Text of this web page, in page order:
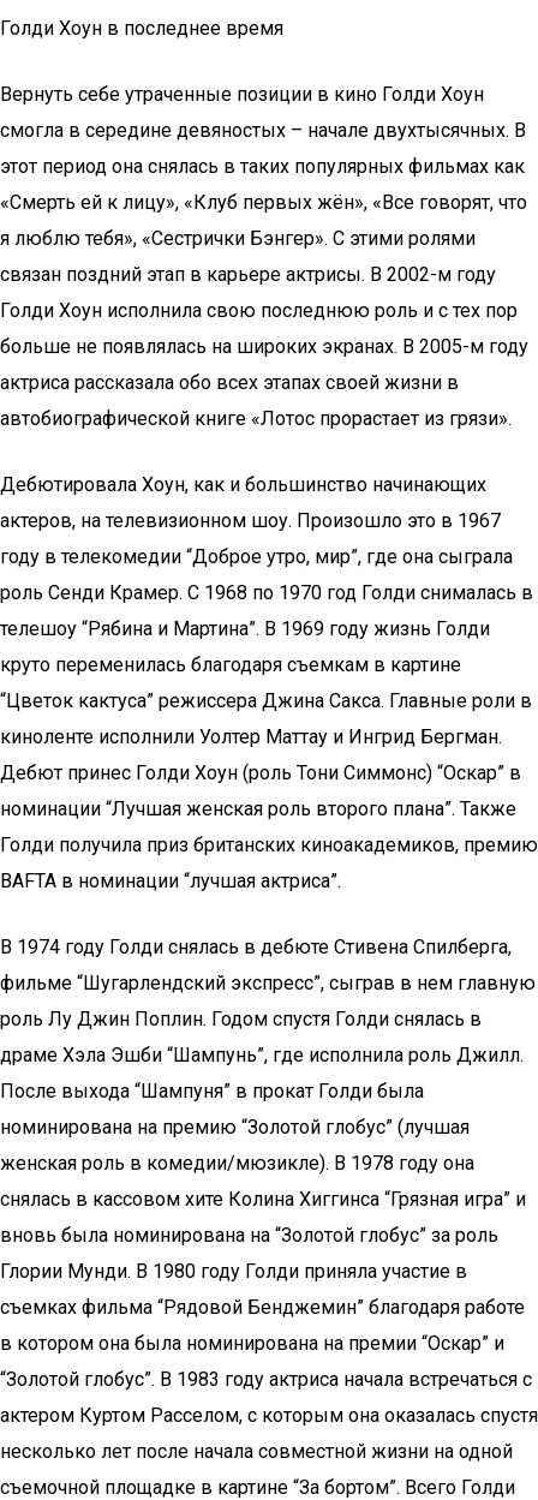
Голди Хоун в последнее время
Вернуть себе утраченные позиции в кино Голди Хоун
смогла в середине девяностых – начале двухтысячных. В
этот период она снялась в таких популярных фильмах как
«Смерть ей к лицу», «Клуб первых жён», «Все говорят, что
я люблю тебя», «Сестрички Бэнгер». С этими ролями
связан поздний этап в карьере актрисы. В 2002-м году
Голди Хоун исполнила свою последнюю роль и с тех пор
больше не появлялась на широких экранах. В 2005-м году
актриса рассказала обо всех этапах своей жизни в
автобиографической книге «Лотос прорастает из грязи».
Дебютировала Хоун, как и большинство начинающих
актеров, на телевизионном шоу. Произошло это в 1967
году в телекомедии “Доброе утро, мир”, где она сыграла
роль Сенди Крамер. С 1968 по 1970 год Голди снималась в
телешоу “Рябина и Мартина”. В 1969 году жизнь Голди
круто переменилась благодаря съемкам в картине
“Цветок кактуса” режиссера Джина Сакса. Главные роли в
киноленте исполнили Уолтер Маттау и Ингрид Бергман.
Дебют принес Голди Хоун (роль Тони Симмонс) “Оскар” в
номинации “Лучшая женская роль второго плана”. Также
Голди получила приз британских киноакадемиков, премию
BAFTA в номинации “лучшая актриса”.
В 1974 году Голди снялась в дебюте Стивена Спилберга,
фильме “Шугарлендский экспресс”, сыграв в нем главную
роль Лу Джин Поплин. Годом спустя Голди снялась в
драме Хэла Эшби “Шампунь”, где исполнила роль Джилл.
После выхода “Шампуня” в прокат Голди была
номинирована на премию “Золотой глобус” (лучшая
женская роль в комедии/мюзикле). В 1978 году она
снялась в кассовом хите Колина Хиггинса “Грязная игра” и
вновь была номинирована на “Золотой глобус” за роль
Глории Мунди. В 1980 году Голди приняла участие в
съемках фильма “Рядовой Бенджемин” благодаря работе
в котором она была номинирована на премии “Оскар” и
“Золотой глобус”. В 1983 году актриса начала встречаться с
актером Куртом Расселом, с которым она оказалась спустя
несколько лет после начала совместной жизни на одной
съемочной площадке в картине “За бортом”. Всего Голди